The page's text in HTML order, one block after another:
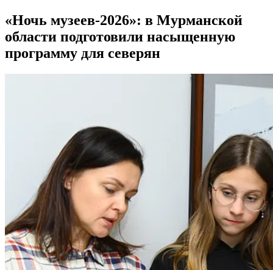
«Ночь музеев-2026»: в Мурманской
области подготовили насыщенную
программу для северян